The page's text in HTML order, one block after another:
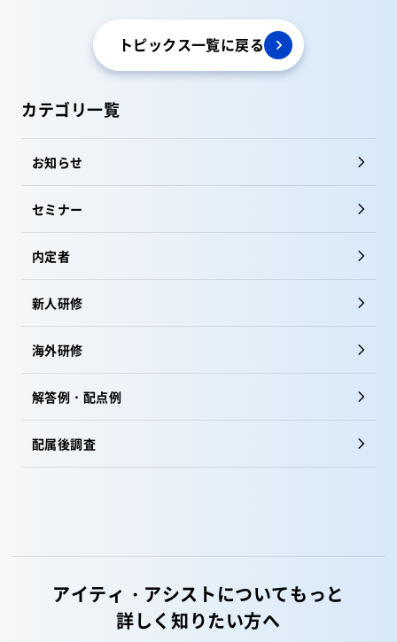
トピックス一覧に戻る
カテゴリ一覧
お知らせ
セミナー
内定者
新人研修
海外研修
解答例・配点例
配属後調査
アイティ・アシストについてもっと
詳しく知りたい方へ